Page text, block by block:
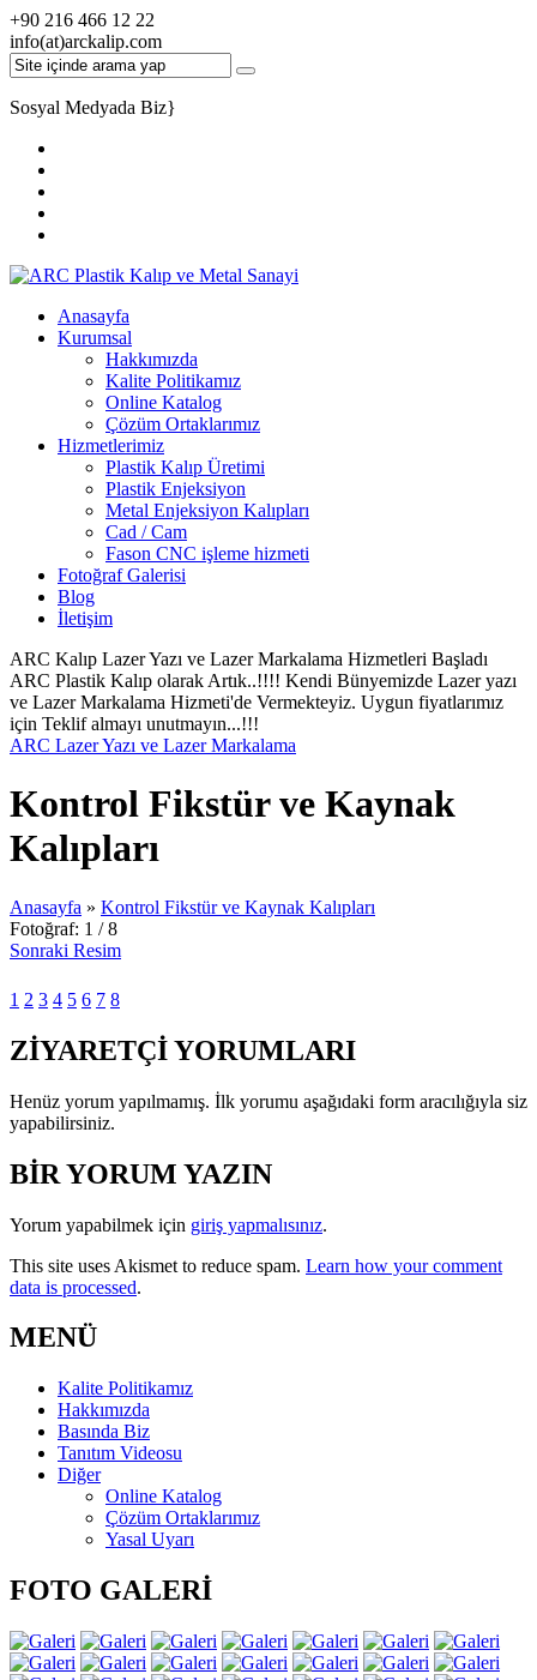
+90 216 466 12 22
info(at)arckalip.com
Sosyal Medyada Biz}
Anasayfa
Kurumsal
Hakkımızda
Kalite Politikamız
Online Katalog
Çözüm Ortaklarımız
Hizmetlerimiz
Plastik Kalıp Üretimi
Plastik Enjeksiyon
Metal Enjeksiyon Kalıpları
Cad / Cam
Fason CNC işleme hizmeti
Fotoğraf Galerisi
Blog
İletişim
ARC Kalıp Lazer Yazı ve Lazer Markalama Hizmetleri Başladı
ARC Plastik Kalıp olarak Artık..!!!! Kendi Bünyemizde Lazer yazı
ve Lazer Markalama Hizmeti'de Vermekteyiz. Uygun fiyatlarımız
için Teklif almayı unutmayın...!!!
ARC Lazer Yazı ve Lazer Markalama
Kontrol Fikstür ve Kaynak
Kalıpları
Anasayfa » Kontrol Fikstür ve Kaynak Kalıpları
Fotoğraf: 1 / 8
Sonraki Resim
1 2 3 4 5 6 7 8
ZİYARETÇİ YORUMLARI
Henüz yorum yapılmamış. İlk yorumu aşağıdaki form aracılığıyla siz
yapabilirsiniz.
BİR YORUM YAZIN
Yorum yapabilmek için giriş yapmalısınız.
This site uses Akismet to reduce spam. Learn how your comment
data is processed.
MENÜ
Kalite Politikamız
Hakkımızda
Basında Biz
Tanıtım Videosu
Diğer
Online Katalog
Çözüm Ortaklarımız
Yasal Uyarı
FOTO GALERİ